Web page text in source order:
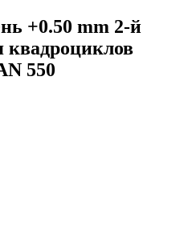
+0.50 mm 2-й
квадроциклов
550